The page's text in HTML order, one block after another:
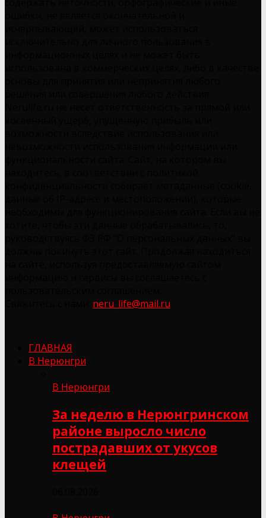
neru_life@mail.ru
ГЛАВНАЯ
В Нерюнгри
В Нерюнгри
За неделю в Нерюнгринском
районе выросло число
пострадавших от укусов
клещей